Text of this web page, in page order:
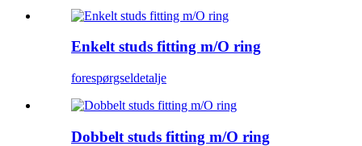
Enkelt studs fitting m/O ring
forespørgseldetalje
Dobbelt studs fitting m/O ring